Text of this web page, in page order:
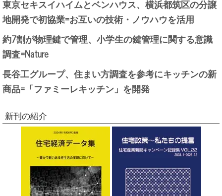
東京セキスイハイムとベンハウス、横浜都筑区の分譲
地開発で初協業=お互いの技術・ノウハウを活用
約7割が物理鍵で管理、小学生の鍵管理に関する意識
調査=Nature
長谷工グループ、住まい方調査を参考にキッチンの新
商品=「ファミーレキッチン」を開発
新刊の紹介